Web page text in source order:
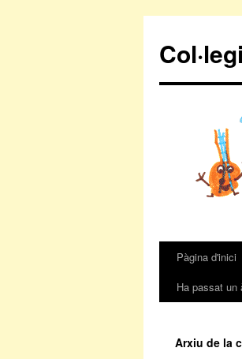
VésPàgina d'inici
Ha passat un
Arxiu de la